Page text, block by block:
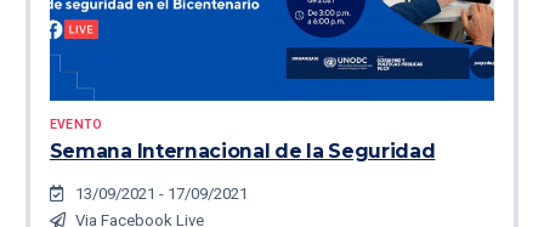
EVENTO
Semana Internacional de la Seguridad
13/09/2021 - 17/09/2021
Via Facebook Live